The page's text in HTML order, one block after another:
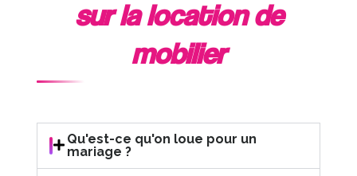
sur la location de
mobilier
Qu'est-ce qu'on loue pour un
mariage ?